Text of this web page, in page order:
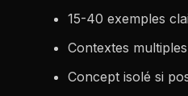
15-40 exemples
Contextes multiples
Concept isolé si